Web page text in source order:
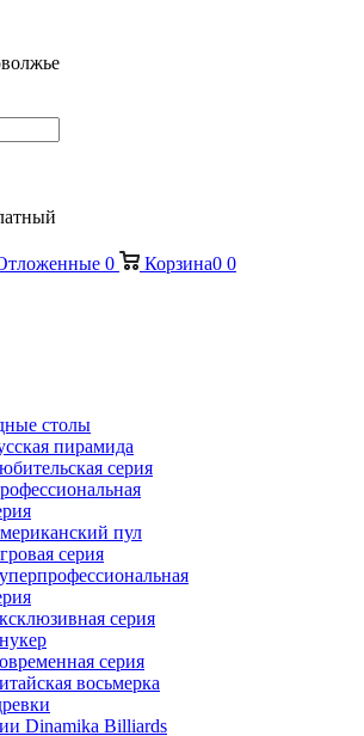
0 Корзина0 0
столы
пирамида
серия
пул
серия
серия
серия
восьмерка
Dinamika Billiards